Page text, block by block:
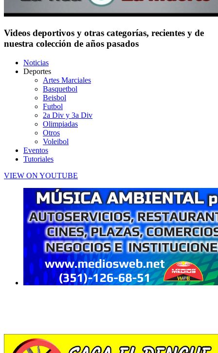
Videos deportivos y otras categorías, recientes y de
nuestra colección de años pasados
Noticias
Deportes
Artes Marciales
Basquetbol
Beisbol
Futbol
2a Div y 3a Div
Olimpiadas
Otros
Voleibol
Eventos
Tutoriales
VIEW ON YOUTUBE